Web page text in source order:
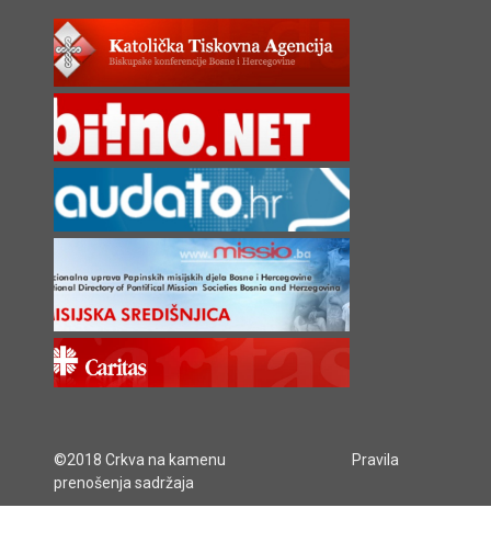
©2018 Crkva na kamenu
Pravila
prenošenja sadržaja